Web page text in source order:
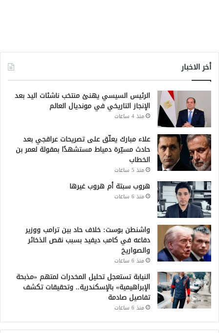
أخر الاخبار
الرئيس السيسي يهنئ منتخب ناشئات اليد بعد
الإنجاز التاريخي في مونديال العالم
منذ 4 ساعات
علاء مبارك يعلّق على تصريحات عراقجي بعد
حادث مسيّرة دمياط مستشهدًا بمقولة لعمر بن
الخطاب
منذ 5 ساعات
هروب سبتة أم هروب غيرها
منذ 6 ساعات
واشنطن بوست: خلاف حاد بين ترامب ووزير
دفاعه في كامب ديفيد بسبب نقص الذخائر
والصواريخ
منذ 6 ساعات
النيابة تستعجل تحليل المخدرات لمتهم «مذبحة
الإبراهيمية» بالإسكندرية.. وتحقيقات تكشف
تفاصيل صادمة
منذ 6 ساعات